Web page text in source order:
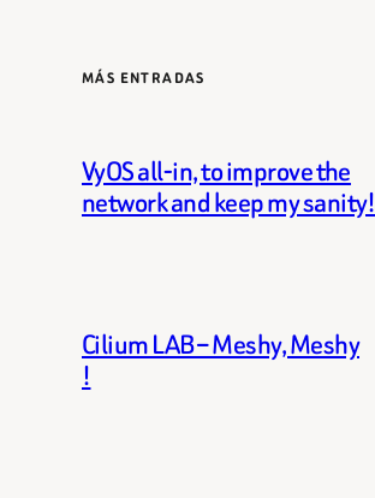
MÁS ENTRADAS
VyOS all-in, to improve the
network and keep my sanity!
Cilium LAB – Meshy, Meshy
!